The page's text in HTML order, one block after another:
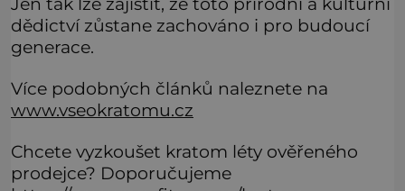
dědictví zůstane zachováno i pro budoucí
generace.
Více podobných článků naleznete na
www.vseokratomu.cz
Chcete vyzkoušet kratom léty ověřeného
prodejce? Doporučujeme